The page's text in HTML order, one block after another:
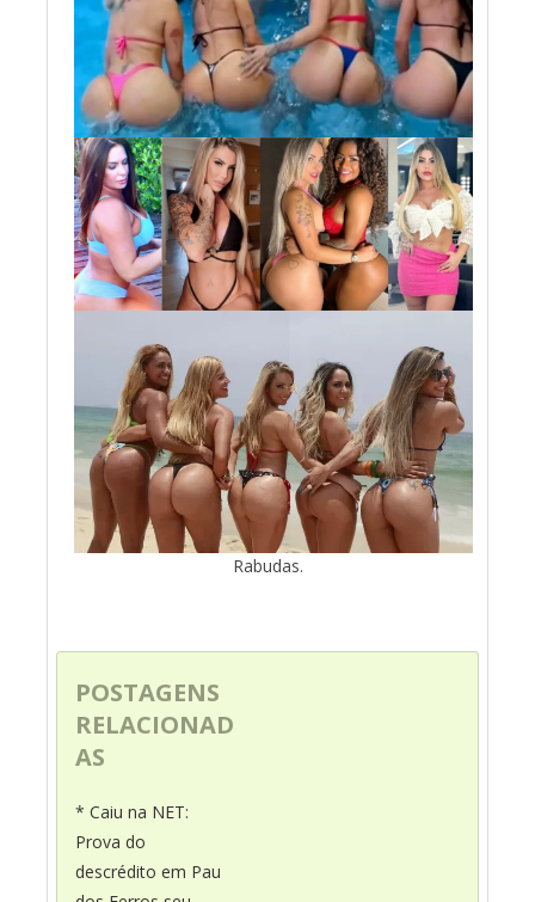
Rabudas.
POSTAGENS
RELACIONAD
AS
* Caiu na NET:
Prova do
descrédito em Pau